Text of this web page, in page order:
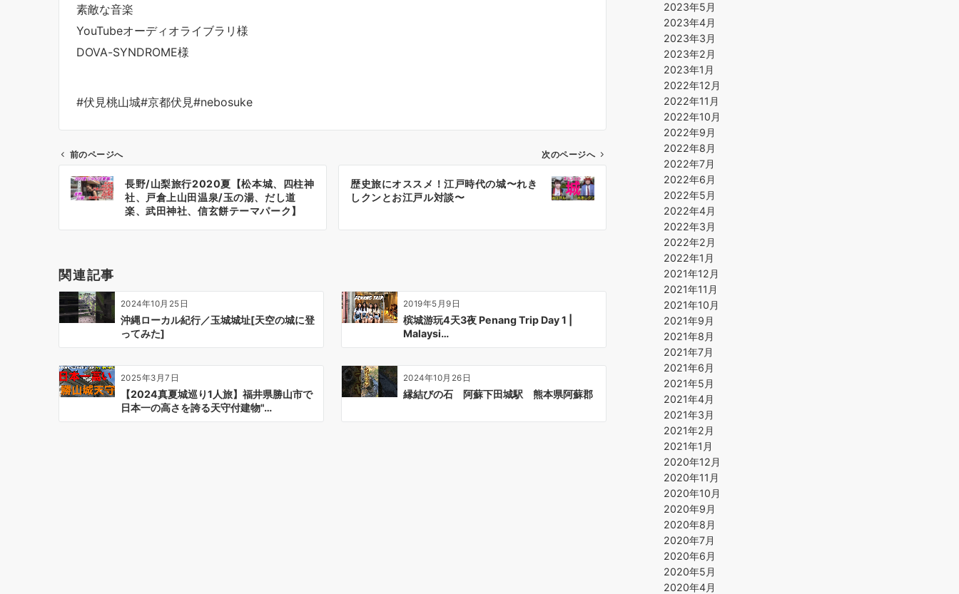
素敵な音楽
YouTubeオーディオライブラリ様
DOVA-SYNDROME様
#伏見桃山城#京都伏見#nebosuke
ビ
シ
ョ
ン
前のページへ
長野/山梨旅行2020夏【松本城、四柱神
社、戸倉上山田温泉/玉の湯、だし道
楽、武田神社、信玄餅テーマパーク】
次のページへ
歴史旅にオススメ！江戸時代の城〜れき
しクンとお江戸ル対談〜
関連記事
2024年10月25日
沖縄ローカル紀行／玉城城址[天空の城に登
ってみた]
2019年5月9日
槟城游玩4天3夜 Penang Trip Day 1 |
Malaysi…
2025年3月7日
【2024真夏城巡り1人旅】福井県勝山市で
日本一の高さを誇る天守付建物"…
2024年10月26日
縁結びの石 阿蘇下田城駅 熊本県阿蘇郡
2023年5月
2023年4月
2023年3月
2023年2月
2023年1月
2022年12月
2022年11月
2022年10月
2022年9月
2022年8月
2022年7月
2022年6月
2022年5月
2022年4月
2022年3月
2022年2月
2022年1月
2021年12月
2021年11月
2021年10月
2021年9月
2021年8月
2021年7月
2021年6月
2021年5月
2021年4月
2021年3月
2021年2月
2021年1月
2020年12月
2020年11月
2020年10月
2020年9月
2020年8月
2020年7月
2020年6月
2020年5月
2020年4月